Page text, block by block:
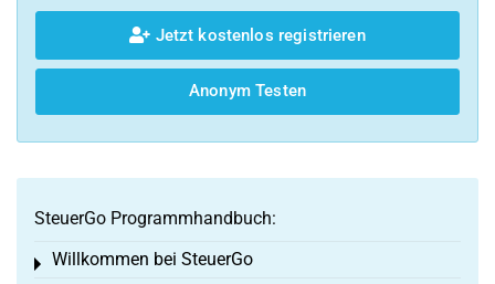
Jetzt kostenlos registrieren
Anonym Testen
SteuerGo Programmhandbuch:
Willkommen bei SteuerGo
Toggle menu